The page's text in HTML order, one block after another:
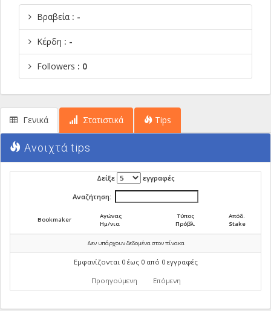
Βραβεία : -
Κέρδη : -
Followers : 0
Γενικά Στατιστικά Tips
Ανοιχτά tips
Δείξε εγγραφές
Αναζήτηση:
Bookmaker
Αγώνας
Ημ/νια
Τύπος
Πρόβλ.
Απόδ.
Stake
Δεν υπάρχουν δεδομένα στον πίνακα
Εμφανίζονται 0 έως 0 από 0 εγγραφές
Προηγούμενη Επόμενη